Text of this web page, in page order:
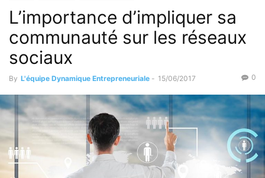
L’importance d’impliquer sa
communauté sur les réseaux
sociaux
By L'équipe Dynamique Entrepreneuriale - 15/06/2017 0